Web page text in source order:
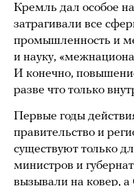
Кремль дал особое
затрагивали все
промышленность и
и науку,
И конечно,
разве что только
Первые годы
правительство и
существуют только
министров и
вызывали на ковер,